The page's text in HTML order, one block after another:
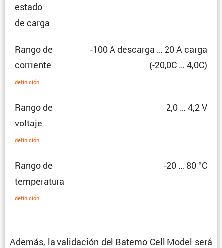
estado
de carga
Rango de
corriente
defini­ción
-100 A descarga … 20 A carga
(-20,0C … 4,0C)
Rango de
voltaje
defini­ción
2,0 … 4,2 V
Rango de
temperatura
defini­ción
-20 … 80 °C
Además, la valida­ción del Batemo Cell Model será